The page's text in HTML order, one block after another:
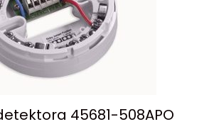
45681-508APO